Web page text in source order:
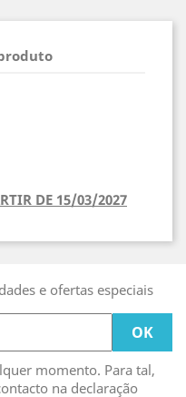
DE 15/03/2027
e ofertas especiais
momento. Para tal,
na declaração